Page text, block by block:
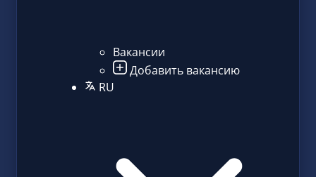
Вакансии
Добавить вакансию
RU